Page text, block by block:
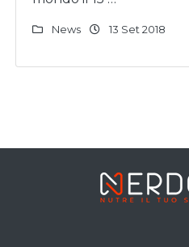
News 13 Set 2018